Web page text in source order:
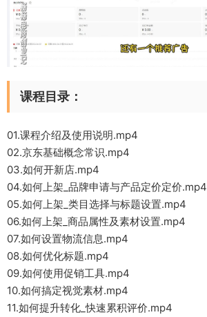
课程目录：
01.课程介绍及使用说明.mp4
02.京东基础概念常识.mp4
03.如何开新店.mp4
04.如何上架_品牌申请与产品定价定价.mp4
05.如何上架_类目选择与标题设置.mp4
06.如何上架_商品属性及素材设置.mp4
07.如何设置物流信息.mp4
08.如何优化标题.mp4
09.如何使用促销工具.mp4
10.如何搞定视觉素材.mp4
11.如何提升转化_快速累积评价.mp4